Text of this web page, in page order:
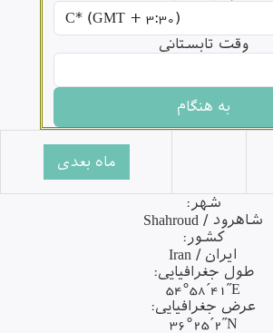
وقت تابستانی
شهر:
شاهرود / Shahroud
کشور:
ایران / Iran
طول جغرافیایی:
54°58´41˝E
عرض جغرافیایی:
36°25´2˝N